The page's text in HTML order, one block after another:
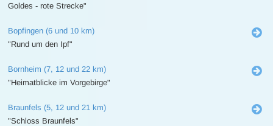
Goldes - rote Strecke"
Bopfingen (6 und 10 km)
"Rund um den Ipf"
Bornheim (7, 12 und 22 km)
"Heimatblicke im Vorgebirge"
Braunfels (5, 12 und 21 km)
"Schloss Braunfels"